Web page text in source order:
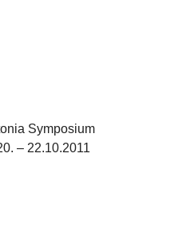
Symposium
– 22.10.2011